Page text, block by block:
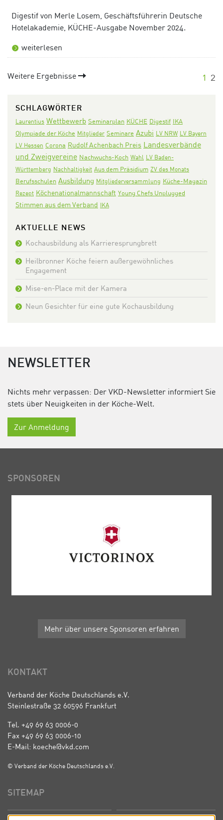
Digestif von Merle Losem, Geschäftsführerin Deutsche
Hotelakademie, KÜCHE-Ausgabe November 2024.
weiterlesen
Weitere Ergebnisse 1 2
SCHLAGWÖRTER
Laurentius Wettbewerb Seminarplan KÜCHE Digestif IKA
Olympiade der Köche Mitglieder Seminare Azubi LV NRW LV Bayern
LV Hessen Corona Rudolf Achenbach Preis Landesverbände
und Zweigvereine Nachwuchs-Koch Wahl LV Baden-
Württemberg Nachhaltigkeit Aus dem Präsidium ZV des Monats
Berufsschulen Ausbildung Mitgliederversammlung Küche-Magazin
Rezept Köchenationalmannschaft Young Chefs Unplugged
Stimmen aus dem Verband IKA
AKTUELLE NEWS
Kochausbildung als Karrieresprungbrett
Heilbronner Köche feiern außergewöhnliches
Engagement
Mise-en-Place mit der Kamera
Neun Gesichter für eine gute Kochausbildung
NEWSLETTER
Nichts mehr verpassen: Der VKD-Newsletter informiert Sie
stets über Neuigkeiten in der Köche-Welt.
Zur Anmeldung
SPONSOREN
Mehr über unsere Sponsoren erfahren
KONTAKT
Verband der Köche Deutschlands e.V.
Steinlestraße 32 60596 Frankfurt
Tel. +49 69 63 0006-0
Fax +49 69 63 0006-10
E-Mail: koeche@vkd.com
© Verband der Köche Deutschlands e.V.
SITEMAP